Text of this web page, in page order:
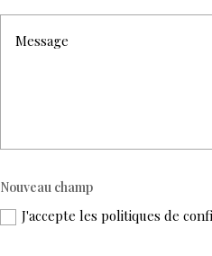
Nouveau champ
J'accepte les politiques de